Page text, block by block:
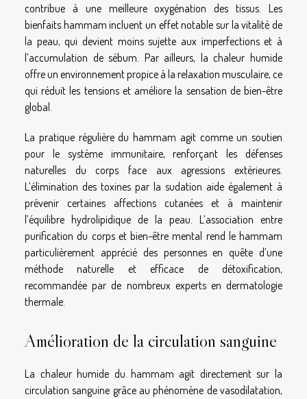
contribue à une meilleure oxygénation des tissus. Les
bienfaits hammam incluent un effet notable sur la vitalité de
la peau, qui devient moins sujette aux imperfections et à
l’accumulation de sébum. Par ailleurs, la chaleur humide
offre un environnement propice à la relaxation musculaire, ce
qui réduit les tensions et améliore la sensation de bien-être
global.
La pratique régulière du hammam agit comme un soutien
pour le système immunitaire, renforçant les défenses
naturelles du corps face aux agressions extérieures.
L’élimination des toxines par la sudation aide également à
prévenir certaines affections cutanées et à maintenir
l’équilibre hydrolipidique de la peau. L’association entre
purification du corps et bien-être mental rend le hammam
particulièrement apprécié des personnes en quête d’une
méthode naturelle et efficace de détoxification,
recommandée par de nombreux experts en dermatologie
thermale.
Amélioration de la circulation sanguine
La chaleur humide du hammam agit directement sur la
circulation sanguine grâce au phénomène de vasodilatation,